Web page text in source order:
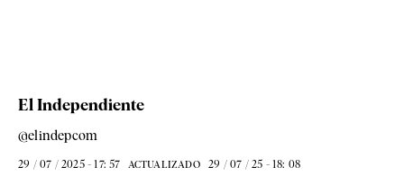
El Independiente
@elindepcom
29 / 07 / 2025 - 17: 57 ACTUALIZADO 29 / 07 / 25 - 18: 08